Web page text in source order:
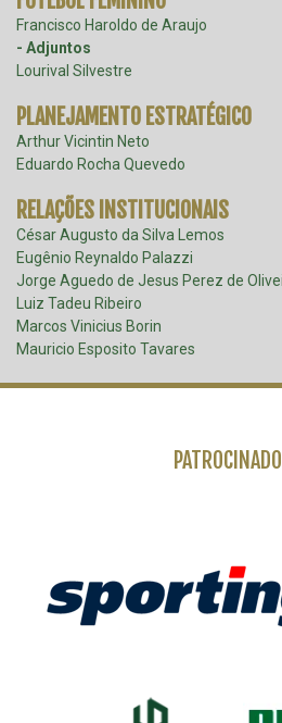
Francisco Haroldo de Araujo
- Adjuntos
Lourival Silvestre
PLANEJAMENTO ESTRATÉGICO
Arthur Vicintin Neto
Eduardo Rocha Quevedo
RELAÇÕES INSTITUCIONAIS
César Augusto da Silva Lemos
Eugênio Reynaldo Palazzi
Jorge Aguedo de Jesus Perez de
Luiz Tadeu Ribeiro
Marcos Vinicius Borin
Mauricio Esposito Tavares